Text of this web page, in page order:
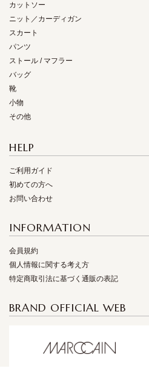
カットソー
ニット／カーディガン
スカート
パンツ
ストール / マフラー
バッグ
靴
小物
その他
HELP
ご利用ガイド
初めての方へ
お問い合わせ
INFORMATION
会員規約
個人情報に関する考え方
特定商取引法に基づく通販の表記
BRAND OFFICIAL WEB